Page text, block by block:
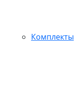
Комплекты